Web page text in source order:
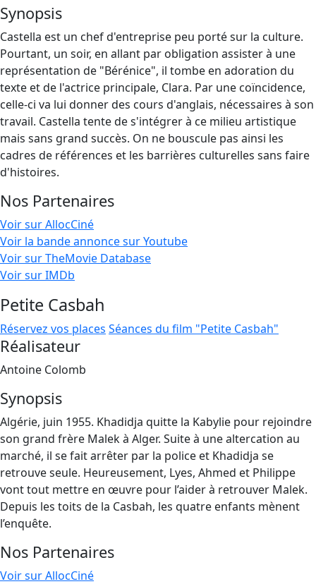
Synopsis
Castella est un chef d'entreprise peu porté sur la culture.
Pourtant, un soir, en allant par obligation assister à une
représentation de "Bérénice", il tombe en adoration du
texte et de l'actrice principale, Clara. Par une coïncidence,
celle-ci va lui donner des cours d'anglais, nécessaires à son
travail. Castella tente de s'intégrer à ce milieu artistique
mais sans grand succès. On ne bouscule pas ainsi les
cadres de références et les barrières culturelles sans faire
d'histoires.
Nos Partenaires
Voir sur AllocCiné
Voir la bande annonce sur Youtube
Voir sur TheMovie Database
Voir sur IMDb
Petite Casbah
Réservez vos places Séances du film "Petite Casbah"
Réalisateur
Antoine Colomb
Synopsis
Algérie, juin 1955. Khadidja quitte la Kabylie pour rejoindre
son grand frère Malek à Alger. Suite à une altercation au
marché, il se fait arrêter par la police et Khadidja se
retrouve seule. Heureusement, Lyes, Ahmed et Philippe
vont tout mettre en œuvre pour l’aider à retrouver Malek.
Depuis les toits de la Casbah, les quatre enfants mènent
l’enquête.
Nos Partenaires
Voir sur AllocCiné